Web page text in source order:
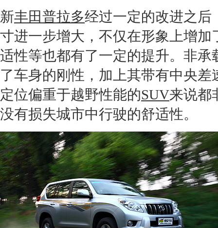
新丰田普拉多经过一定的改进之后
寸进一步增大，不仅在形象上增
适性等也都有了一定的提升。非承
了车身的刚性，加上其带有中央
定位偏重于越野性能的SUV来说都
没有损失城市中行驶的舒适性。